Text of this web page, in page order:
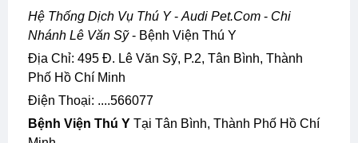
Hệ Thống Dịch Vụ Thú Y -Audi Pet.com - Chi
Nhánh Lê Văn Sỹ- Bệnh Viện Thú Y
Địa Chỉ: 495 Đ. Lê Văn Sỹ, P.2, Tân Bình, Thành
Phố Hồ Chí Minh
Điện Thoại: ....566077
Bệnh Viện Thú Y Tại Tân Bình, Thành Phố Hồ Chí